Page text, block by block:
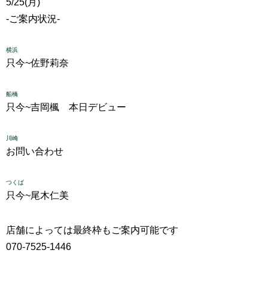
5/25(月)
-ご案内状況-
横浜
只今~佐野莉奈
船橋
只今~吉岡楓 本日デビュー
川崎
お問い合わせ
つくば
只今~尾木仁美
店舗によっては最終枠もご案内可能です
070-7525-1446